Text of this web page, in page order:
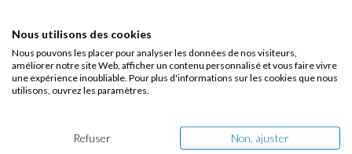
AJOUTER UN COMMENTAIRE
Plus d'articles dans la catégorie
ACTUS
Nous utilisons des cookies
Nous pouvons les placer pour analyser les données de nos visiteurs,
améliorer notre site Web, afficher un contenu personnalisé et vous faire vivre
une expérience inoubliable. Pour plus d'informations sur les cookies que nous
utilisons, ouvrez les paramètres.
Refuser Non, ajuster